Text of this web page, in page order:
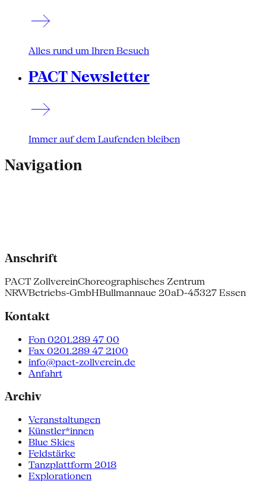
Alles rund um Ihren Besuch
PACT Newsletter
Immer auf dem Laufenden bleiben
Navigation
Anschrift
PACT ZollvereinChoreographisches Zentrum
NRWBetriebs-GmbHBullmannaue 20aD-45327 Essen
Kontakt
Fon 0201.289 47 00
Fax 0201.289 47 2100
info@pact-zollverein.de
Anfahrt
Archiv
Veranstaltungen
Künstler*innen
Blue Skies
Feldstärke
Tanzplattform 2018
Explorationen